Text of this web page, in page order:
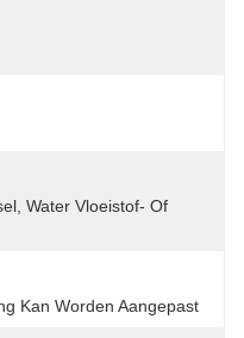
Water Vloeistof- Of
Kan Worden Aangepast